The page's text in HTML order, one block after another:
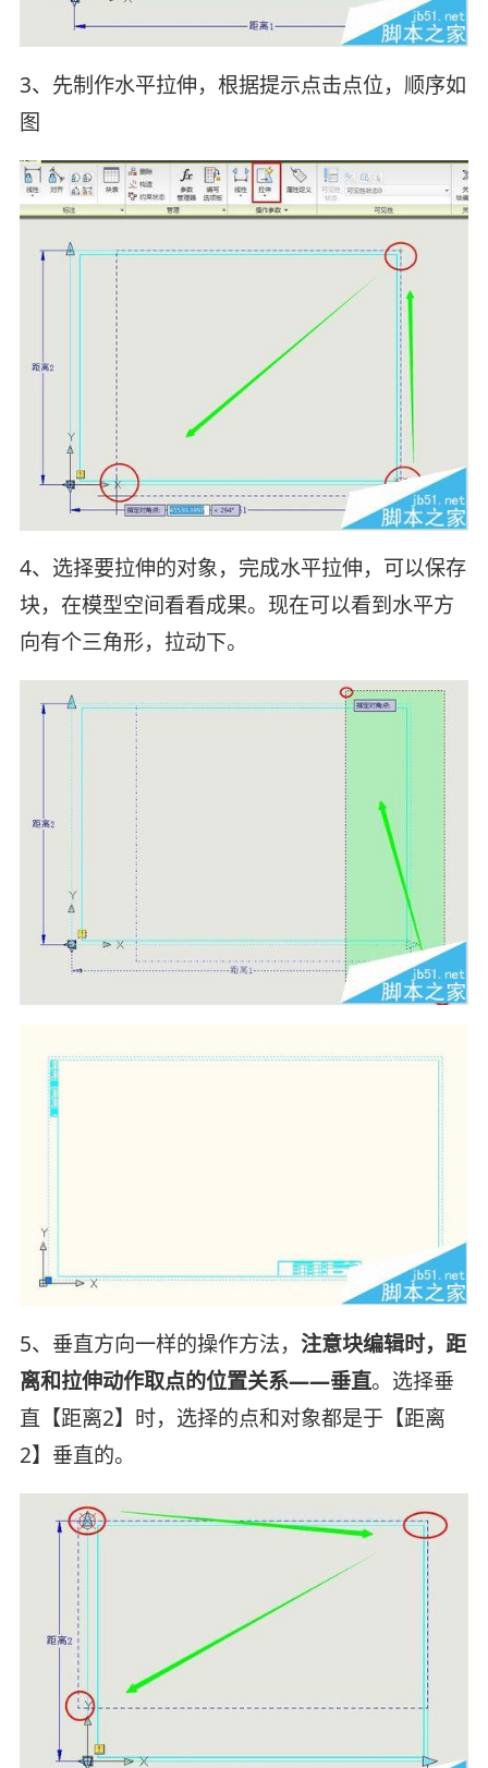
3、先制作水平拉伸，根据提示点击点位，顺序如
图
4、选择要拉伸的对象，完成水平拉伸，可以保存
块，在模型空间看看成果。现在可以看到水平方
向有个三角形，拉动下。
5、垂直方向一样的操作方法， 注意块编辑时，距
离和拉伸动作取点的位置关系——垂直。选择垂
直【距离2】时，选择的点和对象都是于【距离
2】垂直的。